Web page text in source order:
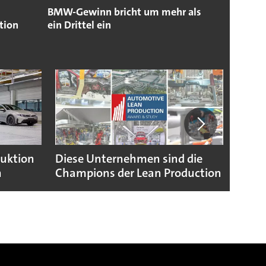
BMW-Gewinn bricht um mehr als
ein Drittel ein
Diese Unternehmen sind die
Champions der Lean Production